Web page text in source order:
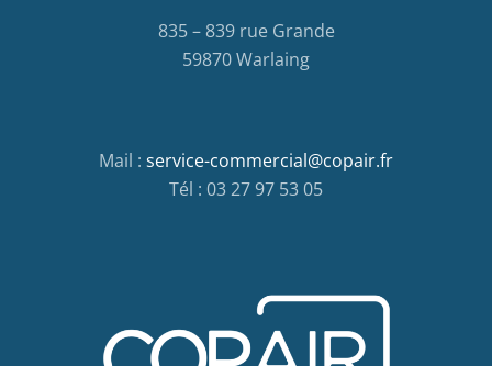
835 – 839 rue Grande
59870 Warlaing
Mail : service-commercial@copair.fr
Tél : 03 27 97 53 05